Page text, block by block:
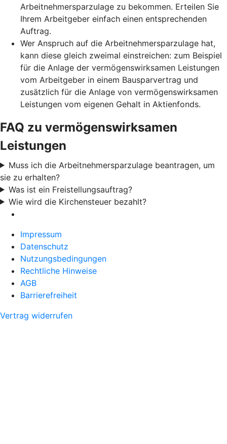
Arbeitnehmersparzulage zu bekommen. Erteilen Sie
Ihrem Arbeitgeber einfach einen entsprechenden
Auftrag.
Wer Anspruch auf die Arbeitnehmersparzulage hat,
kann diese gleich zweimal einstreichen: zum Beispiel
für die Anlage der vermögenswirksamen Leistungen
vom Arbeitgeber in einem Bausparvertrag und
zusätzlich für die Anlage von vermögenswirksamen
Leistungen vom eigenen Gehalt in Aktienfonds.
FAQ zu vermögenswirksamen
Leistungen
Muss ich die Arbeitnehmersparzulage beantragen, um
sie zu erhalten?
Was ist ein Freistellungsauftrag?
Wie wird die Kirchensteuer bezahlt?
Impressum
Datenschutz
Nutzungsbedingungen
Rechtliche Hinweise
AGB
Barrierefreiheit
Vertrag widerrufen